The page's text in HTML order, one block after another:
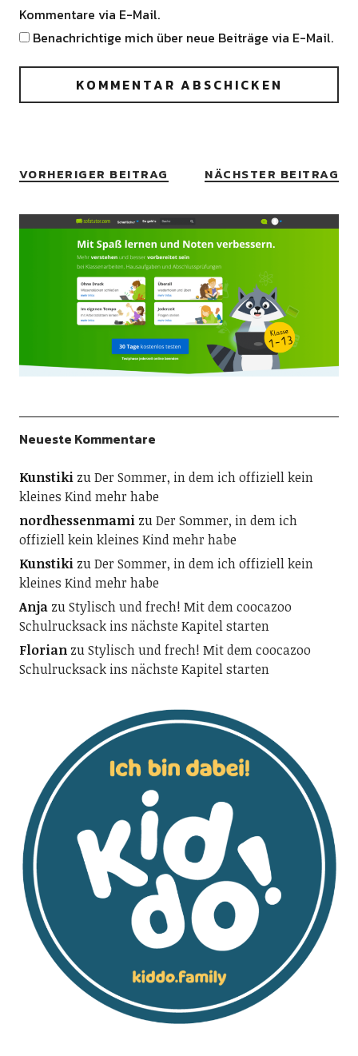
Kommentare via E-Mail.
Benachrichtige mich über neue Beiträge via E-Mail.
VORHERIGER BEITRAG NÄCHSTER BEITRAG
Neueste Kommentare
KunstikizuDer Sommer, in dem ich offiziell kein
kleines Kind mehr habe
nordhessenmamizuDer Sommer, in dem ich
offiziell kein kleines Kind mehr habe
KunstikizuDer Sommer, in dem ich offiziell kein
kleines Kind mehr habe
AnjazuStylisch und frech! Mit dem coocazoo
Schulrucksack ins nächste Kapitel starten
FlorianzuStylisch und frech! Mit dem coocazoo
Schulrucksack ins nächste Kapitel starten